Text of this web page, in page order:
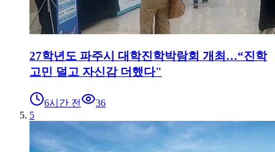
27학년도 파주시 대학진학박람회 개최…“진학
고민 덜고 자신감 더했다"
6시간 전
36
5